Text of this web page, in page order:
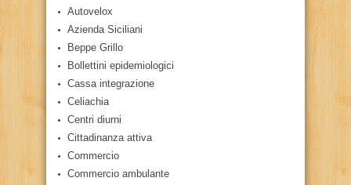
Autovelox
Azienda Siciliani
Beppe Grillo
Bollettini epidemiologici
Cassa integrazione
Celiachia
Centri diurni
Cittadinanza attiva
Commercio
Commercio ambulante